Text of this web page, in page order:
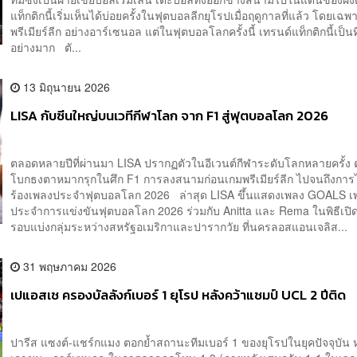
แท็กติกนี้เริ่มเห็นได้บ่อยครั้งในฟุตบอลลีกยุโรปเมื่อฤดูกาลที่แล้ว โดยเฉพ
พรีเมียร์ลีก อย่างอาร์เซนอล แต่ในฟุตบอลโลกครั้งนี้ เทรนด์แท็กติกนี้เป็น
อย่างมาก ตั...
13 มิถุนายน 2026
LISA กับซีนใหญ่บนเวทีกีฬาโลก จาก F1 สู่ฟุตบอลโลก 2026
ตลอดหลายปีที่ผ่านมา LISA ปรากฏตัวในอีเวนต์กีฬาระดับโลกหลายครั้ง
โบกธงตาหมากรุกในศึก F1 การลงสนามก่อนเกมพรีเมียร์ลีก ไปจนถึงกา
ร้องเพลงประจำฟุตบอลโลก 2026 ล่าสุด LISA ขึ้นแสดงเพลง GOALS เ
ประจำการแข่งขันฟุตบอลโลก 2026 ร่วมกับ Anitta และ Rema ในพิธีเปิ
รอบแบ่งกลุ่มระหว่างสหรัฐอเมริกาและปารากวัย ที่นครลอสแอนเจลิส...
31 พฤษภาคม 2026
เปแอสเช ครองบัลลังก์เบอร์ 1 ยุโรป หลังคว้าแชมป์ UCL 2 ปีติด
ปารีส แซงต์-แชร์กแมง ตอกย้ำสถานะทีมเบอร์ 1 ของยุโรปในยุคปัจจุบัน